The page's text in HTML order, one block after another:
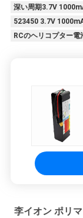
深い周期3.7V
523450 3.7V
RCのヘリコプター
李イオン ポリ